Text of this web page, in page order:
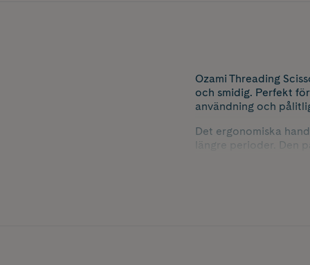
Ozami Threading
och smidig. Perfekt
användning och
Det ergonomiska
längre perioder. Den